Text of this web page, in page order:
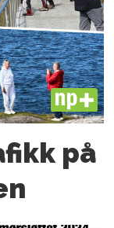
PLUS
på